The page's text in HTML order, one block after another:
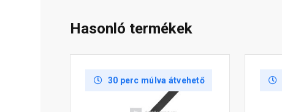
Hasonló termékek
30 perc múlva átvehető